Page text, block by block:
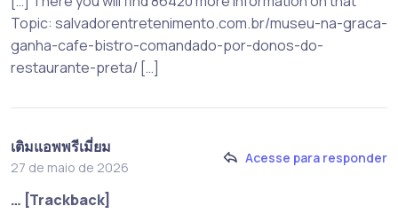
Topic: salvadorentretenimento.com.br/museu-na-graca-
ganha-cafe-bistro-comandado-por-donos-do-
restaurante-preta/ […]
เติมแอพพรีเมี่ยม
27 de maio de 2026
Acesse para responder
… [Trackback]